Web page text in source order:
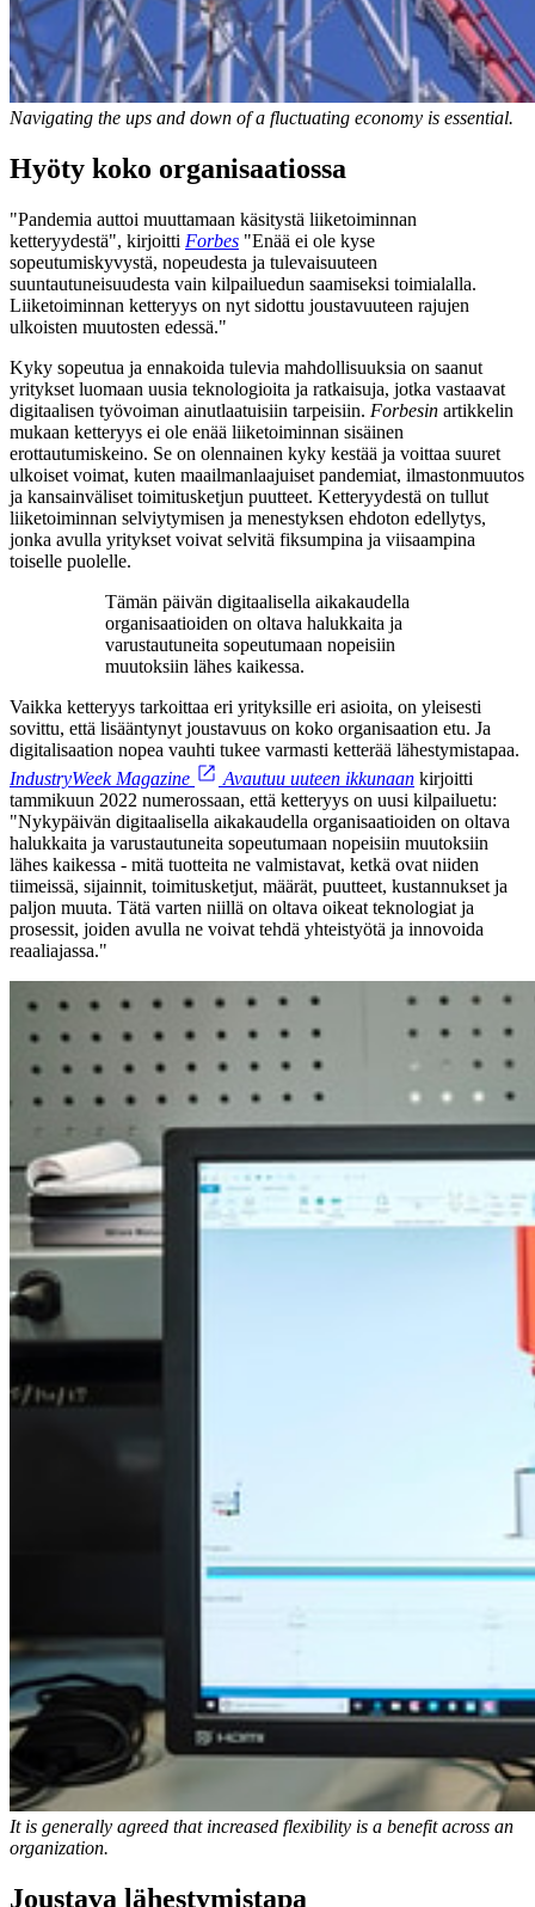
Navigating the ups and down of a fluctuating economy is essential.
Hyöty koko organisaatiossa
"Pandemia auttoi muuttamaan käsitystä liiketoiminnan
ketteryydestä", kirjoitti Forbes "Enää ei ole kyse
sopeutumiskyvystä, nopeudesta ja tulevaisuuteen
suuntautuneisuudesta vain kilpailuedun saamiseksi toimialalla.
Liiketoiminnan ketteryys on nyt sidottu joustavuuteen rajujen
ulkoisten muutosten edessä."
Kyky sopeutua ja ennakoida tulevia mahdollisuuksia on saanut
yritykset luomaan uusia teknologioita ja ratkaisuja, jotka vastaavat
digitaalisen työvoiman ainutlaatuisiin tarpeisiin. Forbesin artikkelin
mukaan ketteryys ei ole enää liiketoiminnan sisäinen
erottautumiskeino. Se on olennainen kyky kestää ja voittaa suuret
ulkoiset voimat, kuten maailmanlaajuiset pandemiat, ilmastonmuutos
ja kansainväliset toimitusketjun puutteet. Ketteryydestä on tullut
liiketoiminnan selviytymisen ja menestyksen ehdoton edellytys,
jonka avulla yritykset voivat selvitä fiksumpina ja viisaampina
toiselle puolelle.
Tämän päivän digitaalisella aikakaudella
organisaatioiden on oltava halukkaita ja
varustautuneita sopeutumaan nopeisiin
muutoksiin lähes kaikessa.
Vaikka ketteryys tarkoittaa eri yrityksille eri asioita, on yleisesti
sovittu, että lisääntynyt joustavuus on koko organisaation etu. Ja
digitalisaation nopea vauhti tukee varmasti ketterää lähestymistapaa.
IndustryWeek Magazine
Avautuu uuteen ikkunaan kirjoitti
tammikuun 2022 numerossaan, että ketteryys on uusi kilpailuetu:
"Nykypäivän digitaalisella aikakaudella organisaatioiden on oltava
halukkaita ja varustautuneita sopeutumaan nopeisiin muutoksiin
lähes kaikessa - mitä tuotteita ne valmistavat, ketkä ovat niiden
tiimeissä, sijainnit, toimitusketjut, määrät, puutteet, kustannukset ja
paljon muuta. Tätä varten niillä on oltava oikeat teknologiat ja
prosessit, joiden avulla ne voivat tehdä yhteistyötä ja innovoida
reaaliajassa."
It is generally agreed that increased flexibility is a benefit across an
organization.
Joustava lähestymistapa